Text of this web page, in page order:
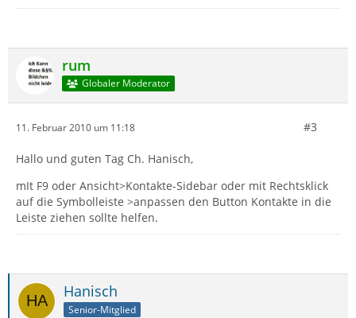
rum
Globaler Moderator
11. Februar 2010 um 11:18 #3
Hallo und guten Tag Ch. Hanisch,
mIt F9 oder Ansicht>Kontakte-Sidebar oder mit Rechtsklick
auf die Symbolleiste >anpassen den Button Kontakte in die
Leiste ziehen sollte helfen.
Hanisch
Senior-Mitglied